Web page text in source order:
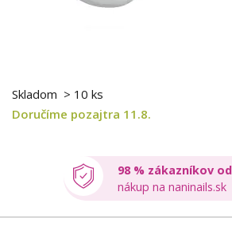
Skladom > 10 ks
Doručíme pozajtra 11.8.
98 % zákazníkov
nákup na naninails.sk